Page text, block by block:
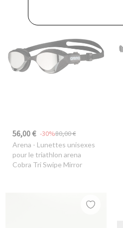
56,00 € 80,00 €
-30%
Arena - Lunettes unisexes
pour le triathlon arena
Cobra Tri Swipe Mirror